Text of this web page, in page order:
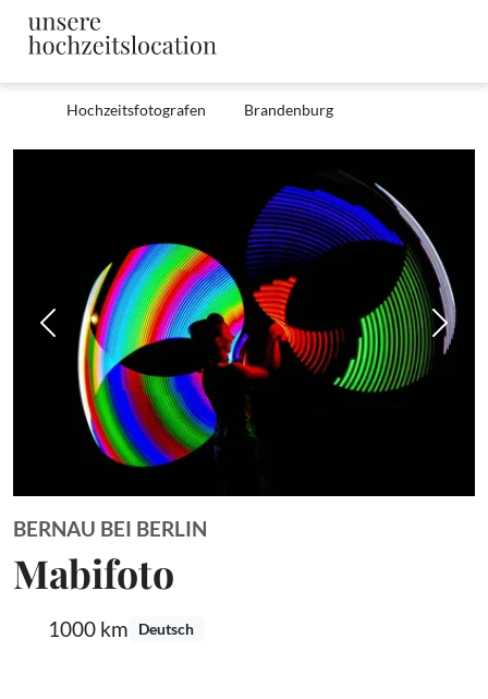
Hochzeitsfotografen Brandenburg
Zurück
BERNAU BEI BERLIN
Mabifoto
1000 km Deutsch